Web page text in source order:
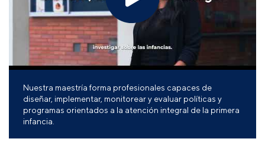
Nuestra maestría forma profesionales capaces de
diseñar, implementar, monitorear y evaluar políticas y
programas orientados a la atención integral de la primera
infancia.